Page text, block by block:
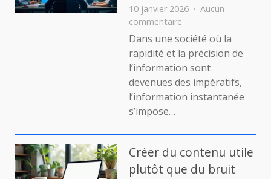
qu’il
savoir
10 janvier 2026
Aucun
commentaire
L’information
en
temps
réel
:
avantages
Dans une société où la
rapidité et la précision de
l’information sont
devenues des impératifs,
l’information instantanée
s’impose…
Créer du contenu utile
plutôt que du bruit